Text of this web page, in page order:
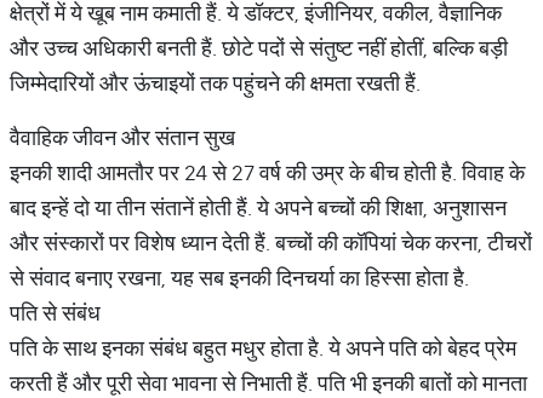
क्षेत्रों में ये खूब नाम कमाती हैं. ये डॉक्टर, इंजीनियर, वकील, वैज्ञानिक
और उच्च अधिकारी बनती हैं. छोटे पदों से संतुष्ट नहीं होतीं, बल्कि बड़ी
जिम्मेदारियों और ऊंचाइयों तक पहुंचने की क्षमता रखती हैं.
वैवाहिक जीवन और संतान सुख
इनकी शादी आमतौर पर 24 से 27 वर्ष की उम्र के बीच होती है. विवाह के
बाद इन्हें दो या तीन संतानें होती हैं. ये अपने बच्चों की शिक्षा, अनुशासन
और संस्कारों पर विशेष ध्यान देती हैं. बच्चों की कॉपियां चेक करना, टीचरों
से संवाद बनाए रखना, यह सब इनकी दिनचर्या का हिस्सा होता है.
पति से संबंध
पति के साथ इनका संबंध बहुत मधुर होता है. ये अपने पति को बेहद प्रेम
करती हैं और पूरी सेवा भावना से निभाती हैं. पति भी इनकी बातों को मानता